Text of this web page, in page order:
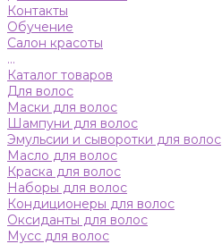
Контакты
Обучение
Салон красоты
...
Каталог товаров
Для волос
Маски для волос
Шампуни для волос
Эмульсии и сыворотки для волос
Масло для волос
Краска для волос
Наборы для волос
Кондиционеры для волос
Оксиданты для волос
Мусс для волос